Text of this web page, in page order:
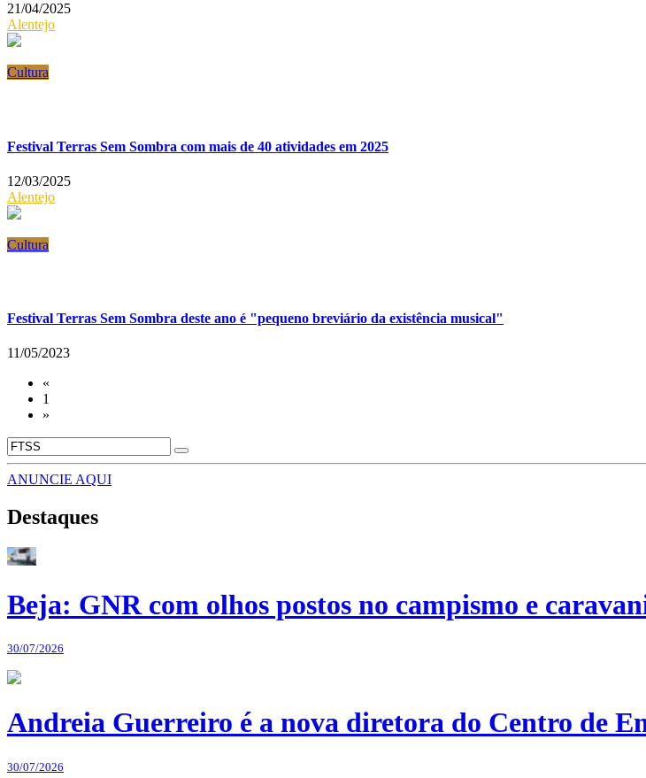
21/04/2025
Alentejo
Cultura
Festival Terras Sem Sombra com mais de 40 atividades em 2025
12/03/2025
Alentejo
Cultura
Festival Terras Sem Sombra deste ano é "pequeno breviário da existência musical"
11/05/2023
«
1
»
ANUNCIE AQUI
Destaques
Beja: GNR com olhos postos no campismo e
30/07/2026
Andreia Guerreiro é a nova diretora do Centro de
30/07/2026